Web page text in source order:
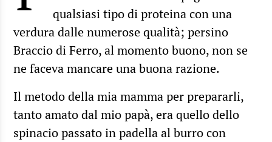
qualsiasi tipo di proteina con una
verdura dalle numerose qualità; persino
Braccio di Ferro, al momento buono, non se
ne faceva mancare una buona razione.
Il metodo della mia mamma per prepararli,
tanto amato dal mio papà, era quello dello
spinacio passato in padella al burro con